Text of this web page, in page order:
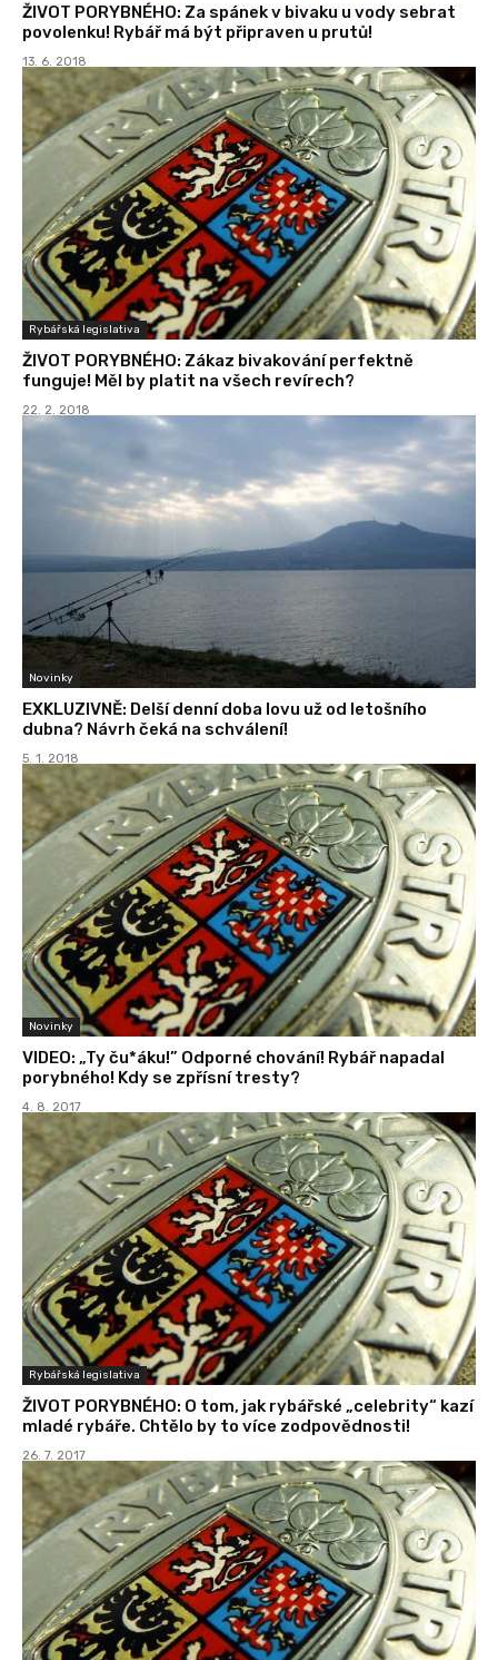
ŽIVOT PORYBNÉHO: Za spánek v bivaku u vody sebrat
povolenku! Rybář má být připraven u prutů!
13. 6. 2018
Rybářská legislativa
ŽIVOT PORYBNÉHO: Zákaz bivakování perfektně
funguje! Měl by platit na všech revírech?
22. 2. 2018
Novinky
EXKLUZIVNĚ: Delší denní doba lovu už od letošního
dubna? Návrh čeká na schválení!
5. 1. 2018
Novinky
VIDEO: „Ty ču*áku!” Odporné chování! Rybář napadal
porybného! Kdy se zpřísní tresty?
4. 8. 2017
Rybářská legislativa
ŽIVOT PORYBNÉHO: O tom, jak rybářské „celebrity“ kazí
mladé rybáře. Chtělo by to více zodpovědnosti!
26. 7. 2017